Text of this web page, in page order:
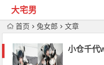
大宅男
首页 兔女郎 文章
小仓千代